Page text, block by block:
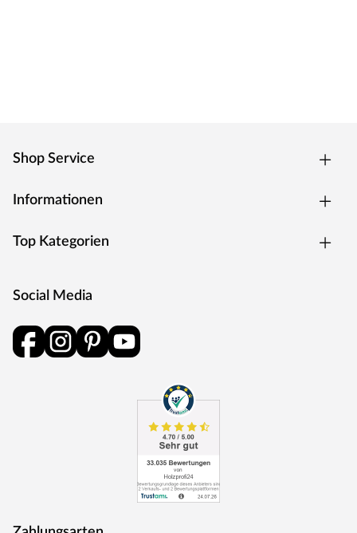
Shop Service
Informationen
Top Kategorien
Social Media